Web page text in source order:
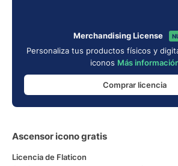
Merchandising License
Personaliza tus productos físicos y
iconos Más
Comprar licencia
Ascensor icono gratis
Licencia de Flaticon